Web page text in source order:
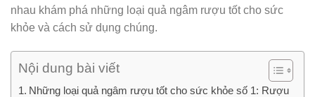
nhau khám phá những loại quả ngâm rượu tốt cho sức
khỏe và cách sử dụng chúng.
Nội dung bài viết
Những loại quả ngâm rượu tốt cho sức khỏe số 1: Rượu